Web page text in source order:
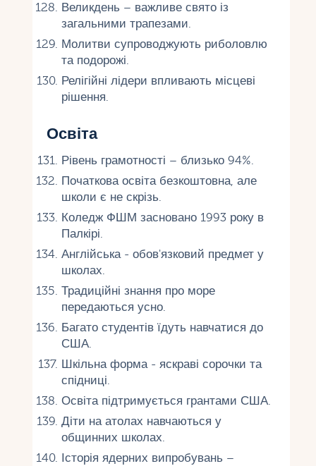
Великдень – важливе свято із
загальними трапезами.
Молитви супроводжують риболовлю
та подорожі.
Релігійні лідери впливають місцеві
рішення.
Освіта
Рівень грамотності – близько 94%.
Початкова освіта безкоштовна, але
школи є не скрізь.
Коледж ФШМ засновано 1993 року в
Палкірі.
Англійська - обов'язковий предмет у
школах.
Традиційні знання про море
передаються усно.
Багато студентів їдуть навчатися до
США.
Шкільна форма - яскраві сорочки та
спідниці.
Освіта підтримується грантами США.
Діти на атолах навчаються у
общинних школах.
Історія ядерних випробувань –